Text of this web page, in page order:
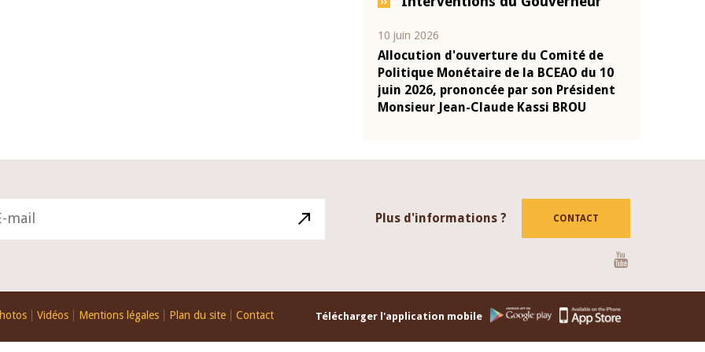
04 mars 2026
Allocution d'ouverture du Comité de
Politique Monétaire de la BCEAO du 4
mars 2026, prononcée par son Président
Monsieur Jean-Claude Kassi BROU
Plus d'informations ? CONTACT
Vidéos Mentions légales Plan du site Contact Télécharger l'application mobile